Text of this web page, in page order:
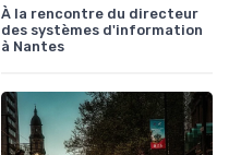
À la rencontre du directeur
des systèmes d'information
à Nantes